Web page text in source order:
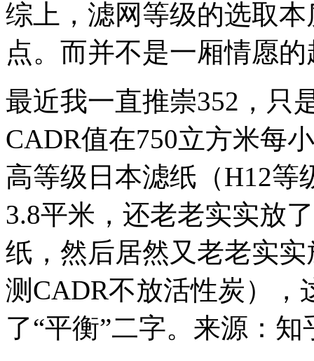
综上，滤网等级的选取
点。而并不是一厢情愿
最近我一直推崇352，只
CADR值在750立方米每
高等级日本滤纸（H12等
3.8平米，还老老实实放
纸，然后居然又老老实
测CADR不放活性炭），
了“平衡”二字。来源：知